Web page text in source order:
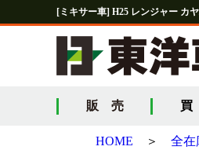
[ミキサー車] H25 レンジャー カ
販 売
HOME ＞ 全在